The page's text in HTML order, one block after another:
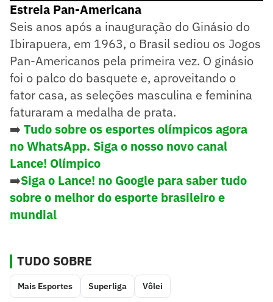
Estreia Pan-Americana
Seis anos após a inauguração do Ginásio do
Ibirapuera, em 1963, o Brasil sediou os Jogos
Pan-Americanos pela primeira vez. O ginásio
foi o palco do basquete e, aproveitando o
fator casa, as seleções masculina e feminina
faturaram a medalha de prata.
➡️ Tudo sobre os esportes olímpicos agora
no WhatsApp. Siga o nosso novo canal
Lance! Olímpico
➡️Siga o Lance! no Google para saber tudo
sobre o melhor do esporte brasileiro e
mundial
TUDO SOBRE
Mais Esportes Superliga Vôlei